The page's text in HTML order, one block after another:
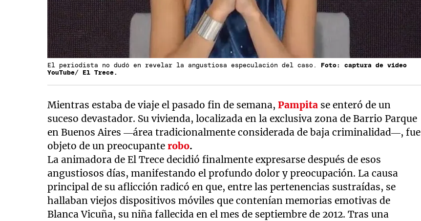
El periodista no dudó en revelar la angustiosa especulación del caso.
Foto: captura de video
YouTube/ El Trece.
Mientras estaba de viaje el pasado fin de semana,Pampita se enteró de un
suceso devastador. Su vivienda, localizada en la exclusiva zona de Barrio Parque
en Buenos Aires —área tradicionalmente considerada de baja criminalidad—, fue
objeto de un preocupanterobo.
La animadora de El Trece decidió finalmente expresarse después de esos
angustiosos días, manifestando el profundo dolor y preocupación. La causa
principal de su aflicción radicó en que, entre las pertenencias sustraídas, se
hallaban viejos dispositivos móviles que contenían memorias emotivas de
Blanca Vicuña, su niña fallecida en el mes de septiembre de 2012. Tras una